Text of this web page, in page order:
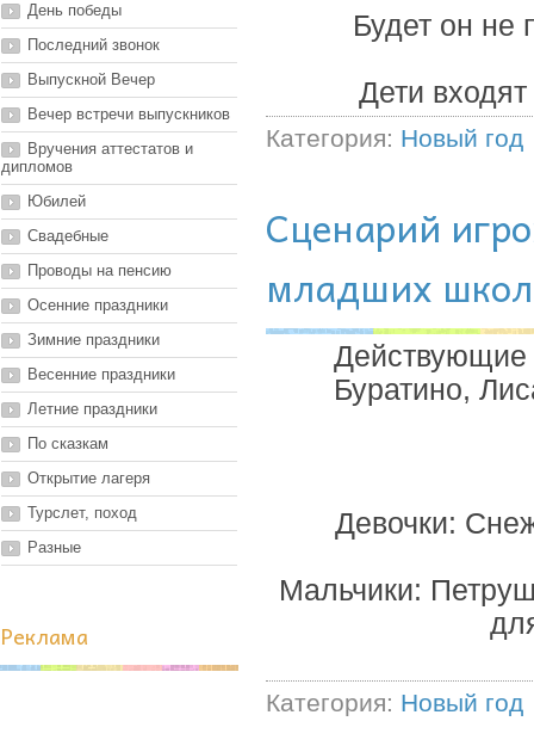
День победы
Последний звонок
Выпускной Вечер
Вечер встречи выпускников
Вручения аттестатов и
дипломов
Юбилей
Свадебные
Проводы на пенсию
Осенние праздники
Зимние праздники
Весенние праздники
Летние праздники
По сказкам
Открытие лагеря
Турслет, поход
Разные
Реклама
Будет он не
Дети
Категория: Новый год
Сценарий
младших
Действующие
Буратино,
Девочки:
Мальчики:
Категория: Новый год